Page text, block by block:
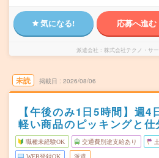
気になる! 応募へ進む
派遣会社 株式会社テクノ・サ
未読 掲載日 2026/08/06
【午後のみ1日5時間】週4
軽い商品のピッキングと仕
職種未経験OK 交通費別途支給あり
WEB登録OK 派遣